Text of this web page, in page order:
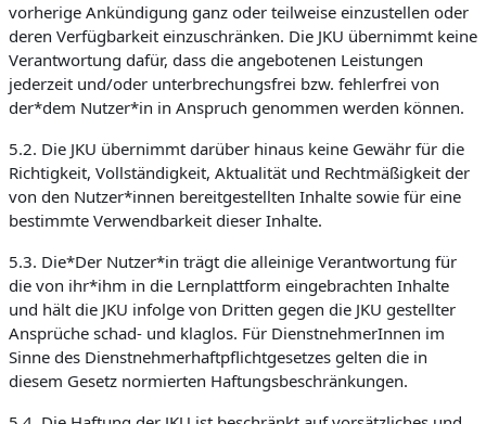
vorherige Ankündigung ganz oder teilweise einzustellen oder
deren Verfügbarkeit einzuschränken. Die JKU übernimmt keine
Verantwortung dafür, dass die angebotenen Leistungen
jederzeit und/oder unterbrechungsfrei bzw. fehlerfrei von
der*dem Nutzer*in in Anspruch genommen werden können.
5.2. Die JKU übernimmt darüber hinaus keine Gewähr für die
Richtigkeit, Vollständigkeit, Aktualität und Rechtmäßigkeit der
von den Nutzer*innen bereitgestellten Inhalte sowie für eine
bestimmte Verwendbarkeit dieser Inhalte.
5.3. Die*Der Nutzer*in trägt die alleinige Verantwortung für
die von ihr*ihm in die Lernplattform eingebrachten Inhalte
und hält die JKU infolge von Dritten gegen die JKU gestellter
Ansprüche schad- und klaglos. Für DienstnehmerInnen im
Sinne des Dienstnehmerhaftpflichtgesetzes gelten die in
diesem Gesetz normierten Haftungsbeschränkungen.